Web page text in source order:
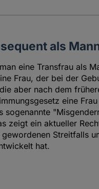
als
eine Transfrau als
Frau, der bei der
aber nach dem
eine
sogenannte
zeigt ein aktueller
Streitfalls
hat.